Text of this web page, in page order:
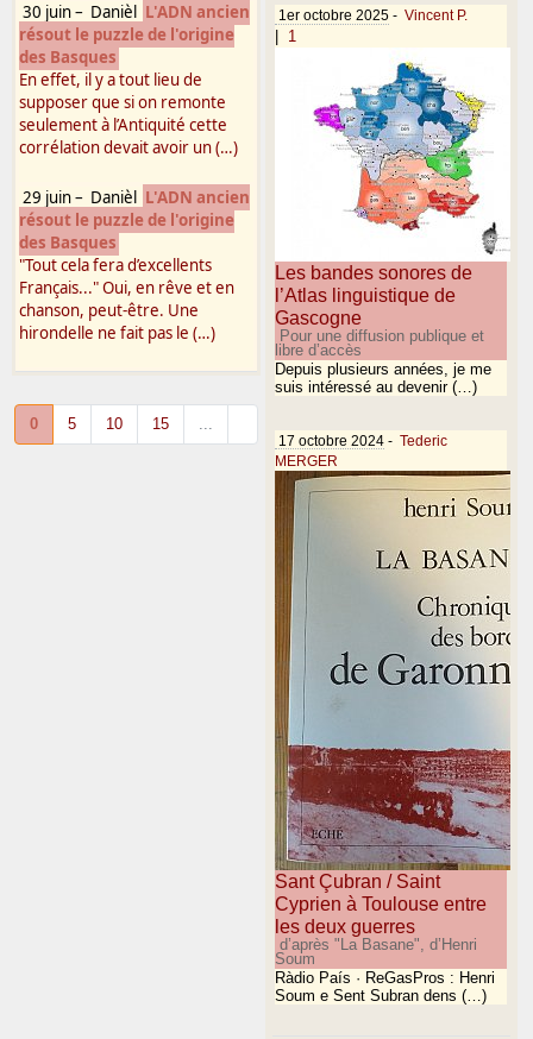
30 juin– Danièl L'ADN ancien
résout le puzzle de l'origine
des Basques
En effet, il y a tout lieu de
supposer que si on remonte
seulement à l’Antiquité cette
corrélation devait avoir un (…)
29 juin– Danièl
L'ADN ancien
résout le puzzle de l'origine
des Basques
"Tout cela fera d’excellents
Français..." Oui, en rêve et en
chanson, peut-être. Une
hirondelle ne fait pas le (…)
0 5 10 15 ...
1er octobre 2025 - Vincent P.
1
Les bandes sonores de
l’Atlas linguistique de
Gascogne
Pour une diffusion publique et
libre d’accès
Depuis plusieurs années, je me
suis intéressé au devenir (…)
17 octobre 2024 - Tederic
MERGER
Sant Çubran / Saint
Cyprien à Toulouse entre
les deux guerres
d’après "La Basane", d’Henri
Soum
Ràdio País · ReGasPros : Henri
Soum e Sent Subran dens (…)